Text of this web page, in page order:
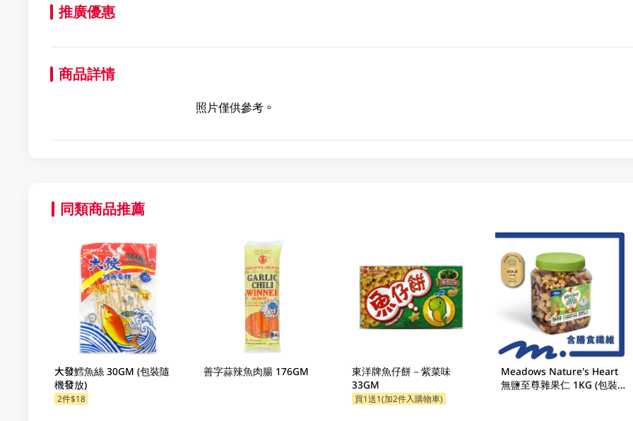
推廣優惠
商品詳情
照片僅供參考。
同類商品推薦
大發鱈魚絲 30GM (包裝隨
機發放)
2件$18
善字蒜辣魚肉腸 176GM
東洋牌魚仔餅－紫菜味
33GM
買1送1(加2件入購物車)
Meadows Nature's Heart
無鹽至尊雜果仁 1KG (包裝